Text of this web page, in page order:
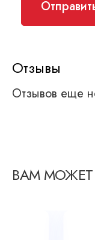
Отзывы
Отзывов еще
ВАМ